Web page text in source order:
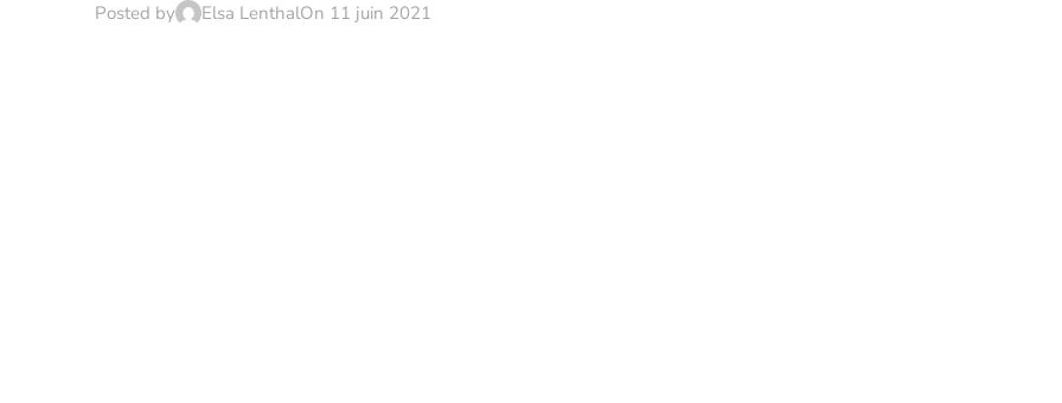
Posted by Elsa LenthalOn 11 juin 2021